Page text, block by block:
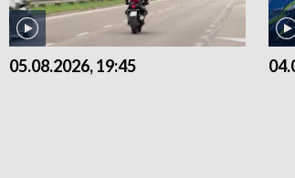
05.08.2026, 19:45